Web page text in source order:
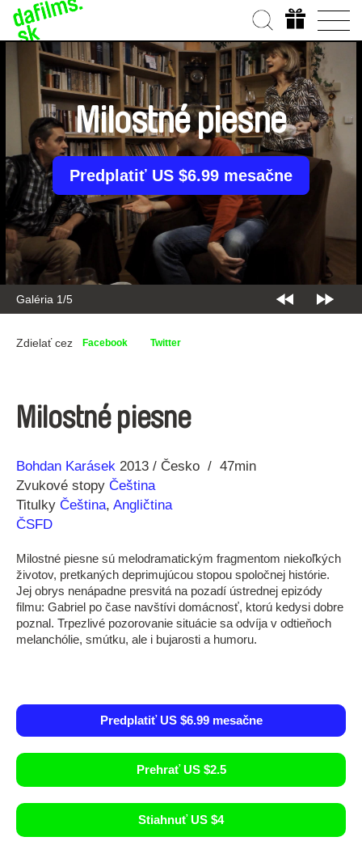
Galéria 1/5
Milostné piesne
Predplatiť US $6.99 mesačne
Zdielať cez Facebook Twitter
Milostné piesne
Réžia
Bohdan Karásek
Rok
výroby
2013 Česko
47min
Zvukové stopy Čeština
Titulky Čeština, Angličtina
ČSFD
Milostné piesne sú melodramatickým fragmentom niekoľkých
životov, pretkaných deprimujúcou stopou spoločnej histórie.
Jej obrys nenápadne presvitá na pozadí ústrednej epizódy
filmu: Gabriel po čase navštívi domácnosť, ktorú kedysi dobre
poznal. Trpezlivé pozorovanie situácie sa odvíja v odtieňoch
melanchólie, smútku, ale i bujarosti a humoru.
Predplatiť US $6.99 mesačne
Prehrať US $2.5
Stiahnuť US $4